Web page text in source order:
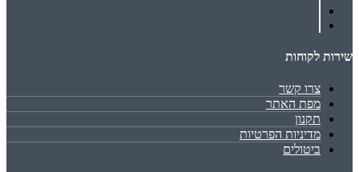
שירות לקוחות
צרו קשר
מפת האתר
תקנון
מדיניות הפרטיות
ביטולים